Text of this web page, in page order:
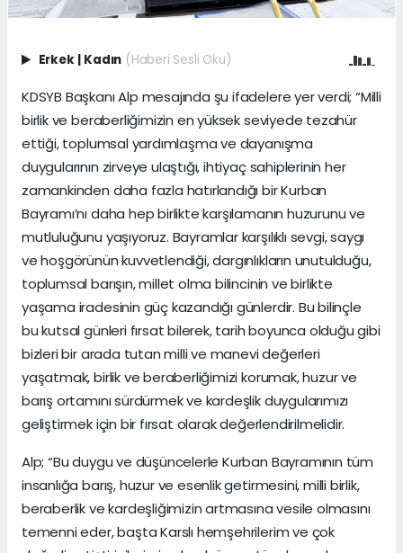
Erkek Kadın (Haberi Sesli Oku)
KDSYB Başkanı Alp mesajında şu ifadelere yer verdi; “Milli
birlik ve beraberliğimizin en yüksek seviyede tezahür
ettiği, toplumsal yardımlaşma ve dayanışma
duygularının zirveye ulaştığı, ihtiyaç sahiplerinin her
zamankinden daha fazla hatırlandığı bir Kurban
Bayramı’nı daha hep birlikte karşılamanın huzurunu ve
mutluluğunu yaşıyoruz. Bayramlar karşılıklı sevgi, saygı
ve hoşgörünün kuvvetlendiği, dargınlıkların unutulduğu,
toplumsal barışın, millet olma bilincinin ve birlikte
yaşama iradesinin güç kazandığı günlerdir. Bu bilinçle
bu kutsal günleri fırsat bilerek, tarih boyunca olduğu gibi
bizleri bir arada tutan milli ve manevi değerleri
yaşatmak, birlik ve beraberliğimizi korumak, huzur ve
barış ortamını sürdürmek ve kardeşlik duygularımızı
geliştirmek için bir fırsat olarak değerlendirilmelidir.
Alp; “Bu duygu ve düşüncelerle Kurban Bayramının tüm
insanlığa barış, huzur ve esenlik getirmesini, milli birlik,
beraberlik ve kardeşliğimizin artmasına vesile olmasını
temenni eder, başta Karslı hemşehrilerim ve çok